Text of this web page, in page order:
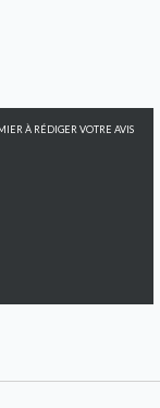
À RÉDIGER VOTRE AVIS